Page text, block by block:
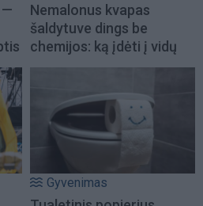
—
Nemalonus kvapas
šaldytuve dings be
chemijos: ką įdėti į vidų
Gyvenimas